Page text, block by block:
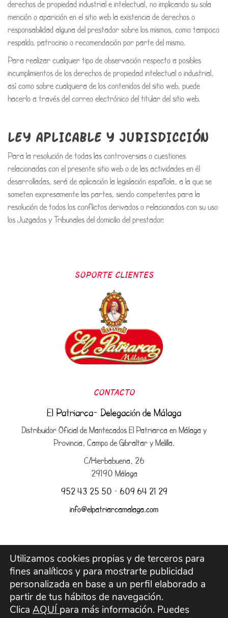
derechos de propiedad industrial e intelectual, no implicando su sola
mención o aparición en el sitio web la existencia de derechos o
responsabilidad alguna del prestador sobre los mismos, como tampoco
respaldo, patrocinio o recomendación por parte del mismo.
Para realizar cualquier tipo de observación respecto a posibles
incumplimientos de los derechos de propiedad intelectual o industrial,
así como sobre cualquiera de los contenidos del sitio web, puede
hacerlo a través del correo electrónico del titular del sitio web.
LEY APLICABLE Y JURISDICCIÓN
Para la resolución de todas las controversias o cuestiones
relacionadas con el presente sitio web o de las actividades en él
desarrolladas, será de aplicación la legislación española, a la que se
someten expresamente las partes, siendo competentes para la
resolución de todos los conflictos derivados o relacionados con su uso
los Juzgados y Tribunales del domicilio del prestador.
SOPORTE CLIENTES
CONTACTO
El Patriarca- Delegación de Málaga
Distribuidor Oficial de Mantecados El Patriarca en Málaga y
Provincia, Campo de Gibraltar y Melilla.
C/Hierbabuena, 26
29190 Málaga
952 43 25 50 – 609 64 21 29
info@elpatriarcamalaga.com
Aviso legal
Envíos y devoluciones
Utilizamos cookies propias y de terceros para
fines analíticos y para mostrarte publicidad
personalizada en base a un perfil elaborado a
partir de tus hábitos de navegación.
Clica AQUÍ para más información. Puedes